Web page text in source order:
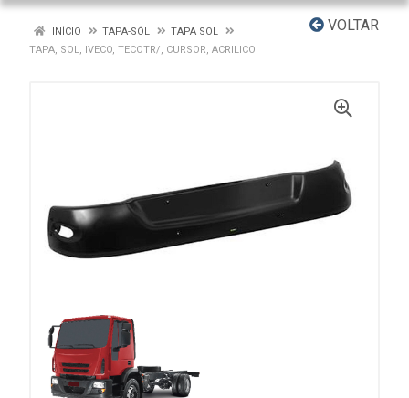
VOLTAR
INÍCIO TAPA-SÓL
TAPA SOL
TAPA, SOL, IVECO, TECOTR/, CURSOR, ACRILICO